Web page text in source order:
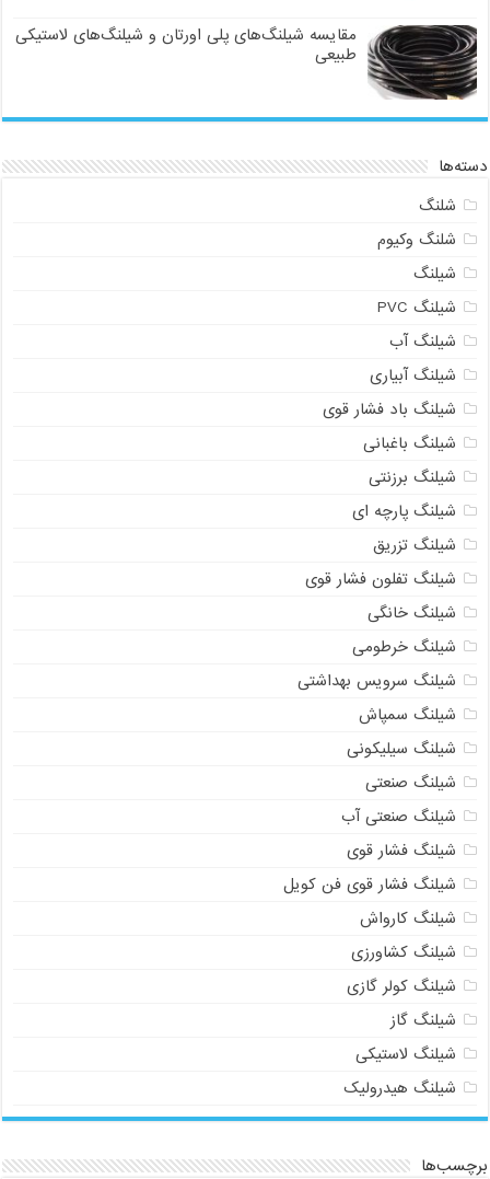
مقایسه شیلنگ‌های پلی اورتان و شیلنگ‌های لاستیکی
طبیعی
دسته‌ها
شلنگ
شلنگ وکیوم
شیلنگ
شیلنگ PVC
شیلنگ آب
شیلنگ آبیاری
شیلنگ باد فشار قوی
شیلنگ باغبانی
شیلنگ برزنتی
شیلنگ پارچه‌ ای
شیلنگ تزریق
شیلنگ تفلون فشار قوی
شیلنگ خانگی
شیلنگ خرطومی
شیلنگ سرویس بهداشتی
شیلنگ سمپاش
شیلنگ سیلیکونی
شیلنگ صنعتی
شیلنگ صنعتی آب
شیلنگ فشار قوی
شیلنگ فشار قوی فن کویل
شیلنگ کارواش
شیلنگ کشاورزی
شیلنگ کولر گازی
شیلنگ گاز
شیلنگ لاستیکی
شیلنگ هیدرولیک
برچسب‌ها